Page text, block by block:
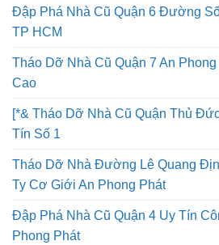
Đập Phá Nhà Cũ Quận 6 Đường
TP HCM
Tháo Dỡ Nhà Cũ Quận 7 An
Cao
[*& Tháo Dỡ Nhà Cũ Quận Thủ
Tín Số 1
Tháo Dỡ Nhà Đường Lê Quang
Ty Cơ Giới An Phong Phát
Đập Phá Nhà Cũ Quận 4 Uy Tín
Phong Phát